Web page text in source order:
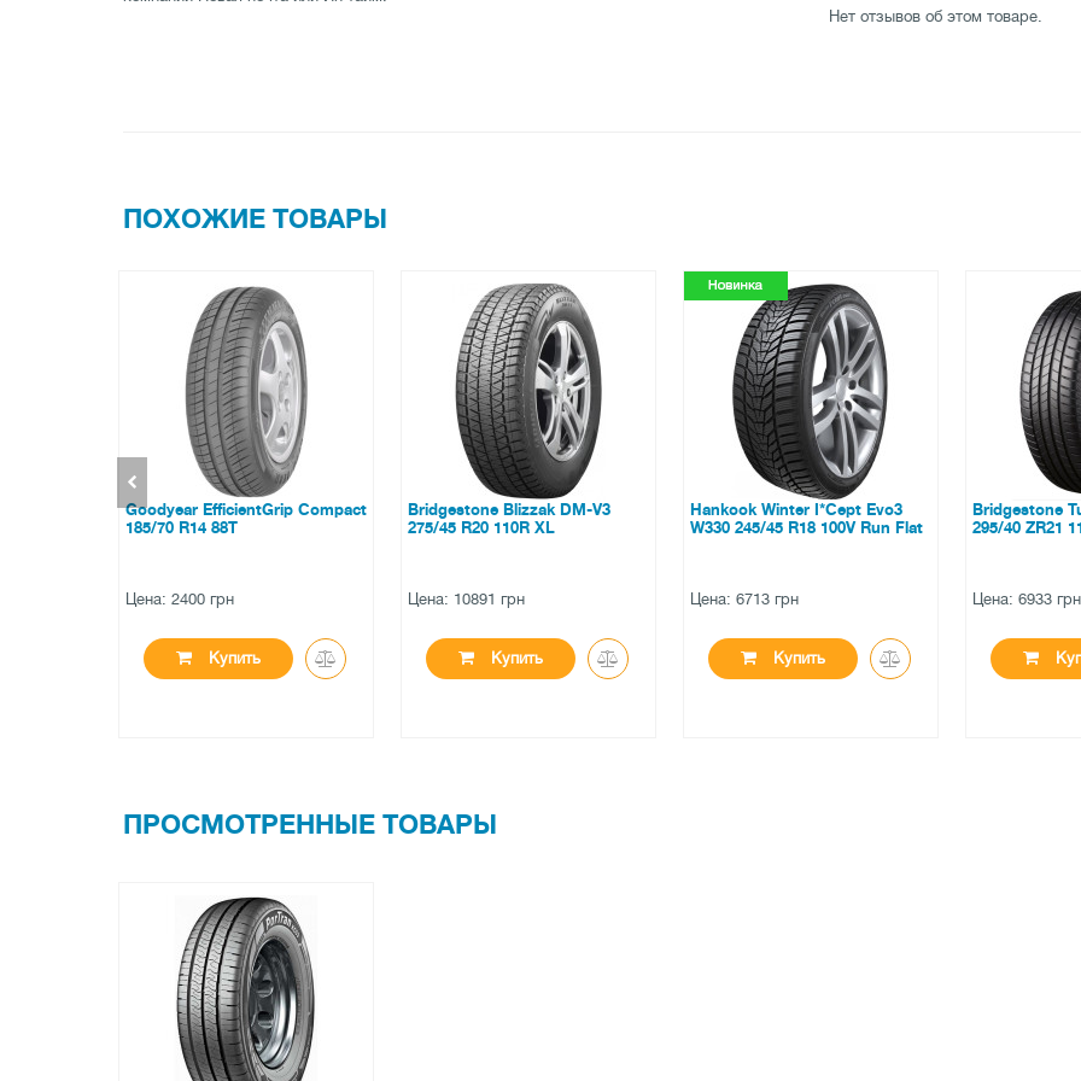
Нет отзывов об этом товаре.
ПОХОЖИЕ ТОВАРЫ
Bridgestone Blizzak DM-V3
275/45 R20 110R XL
Цена: 10891 грн
Купить
Hankook Winter I*Cept Evo3
W330 245/45 R18 100V Run Flat
Цена: 6713 грн
Купить
Bridgestone Turanza T005
295/40 ZR21 111Y XL
Цена: 6933 грн
Купить
Roadshine
R20 156/153K
Цена: 8659 грн
ПРОСМОТРЕННЫЕ ТОВАРЫ